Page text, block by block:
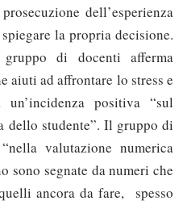
dell’esperienza
la propria decisione.
di docenti afferma
aiuti ad affrontare lo stress e
positiva “sul
dello studente”. Il gruppo di
valutazione numerica
sono segnate da numeri che
ancora da fare, spesso